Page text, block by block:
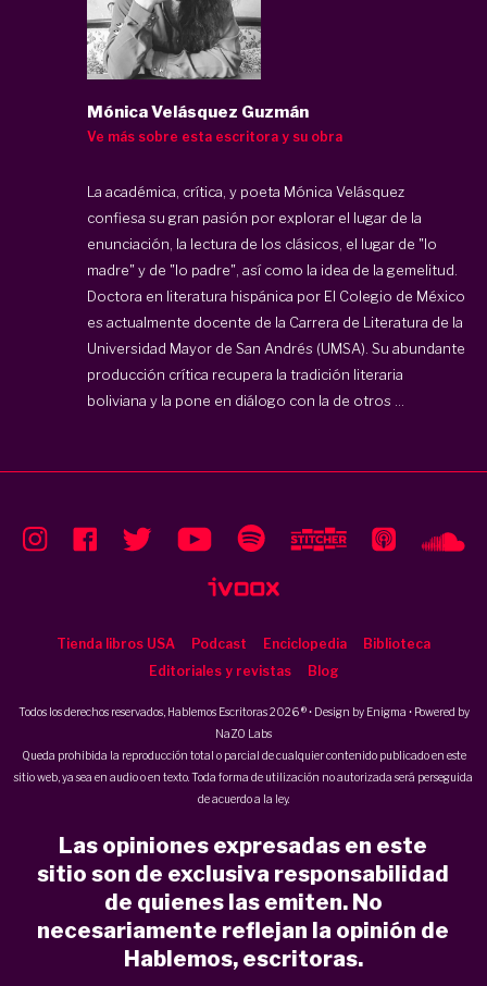
Mónica Velásquez Guzmán
Ve más sobre esta escritora y su obra
La académica, crítica, y poeta Mónica Velásquez
confiesa su gran pasión por explorar el lugar de la
enunciación, la lectura de los clásicos, el lugar de "lo
madre" y de "lo padre", así como la idea de la gemelitud.
Doctora en literatura hispánica por El Colegio de México
es actualmente docente de la Carrera de Literatura de la
Universidad Mayor de San Andrés (UMSA). Su abundante
producción crítica recupera la tradición literaria
boliviana y la pone en diálogo con la de otros ...
Tienda libros USA Podcast Enciclopedia
Biblioteca
Editoriales y revistas
Blog
Todos los derechos reservados, Hablemos Escritoras 2026 ® • Design by Enigma • Powered by
NaZO Labs
Queda prohibida la reproducción total o parcial de cualquier contenido publicado en este
sitio web, ya sea en audio o en texto. Toda forma de utilización no autorizada será perseguida
de acuerdo a la ley.
Las opiniones expresadas en este
sitio son de exclusiva responsabilidad
de quienes las emiten. No
necesariamente reflejan la opinión de
Hablemos, escritoras.